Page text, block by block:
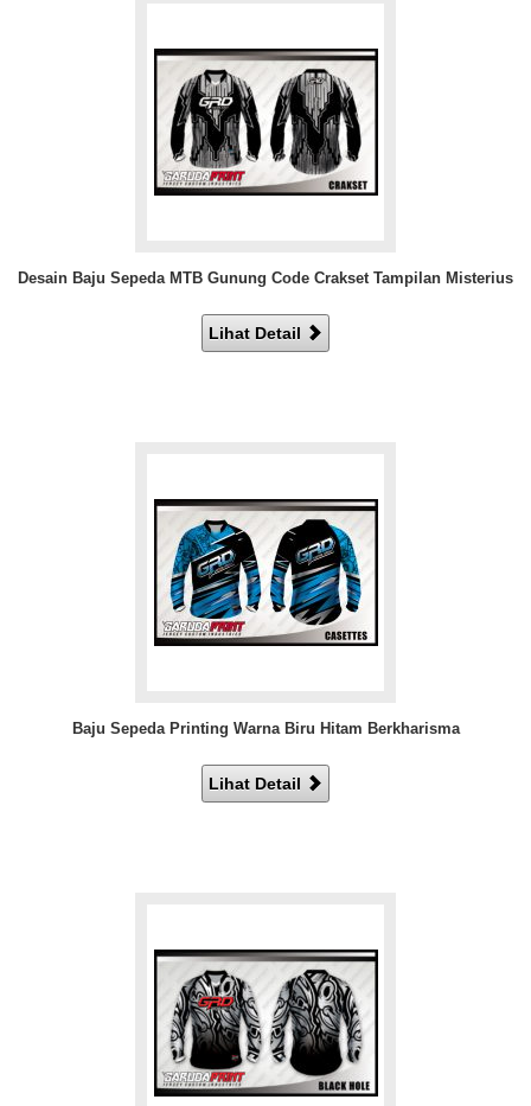
Desain Baju Sepeda MTB Gunung Code Crakset Tampilan Misterius
Lihat Detail
Baju Sepeda Printing Warna Biru Hitam Berkharisma
Lihat Detail